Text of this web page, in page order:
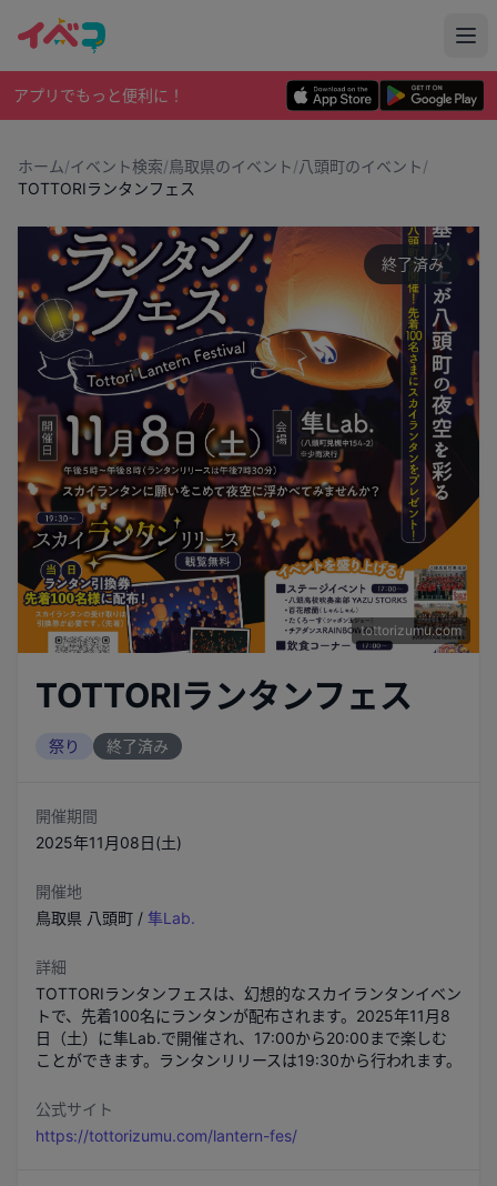
アプリでもっと便利に！
ホーム/イベント検索/鳥取県のイベント/八頭町のイベント/
TOTTORIランタンフェス
tottorizumu.com
終了済み
TOTTORIランタンフェス
祭り 終了済み
開催期間
2025年11月08日(土)
開催地
鳥取県 八頭町 / 隼Lab.
詳細
TOTTORIランタンフェスは、幻想的なスカイランタンイベン
トで、先着100名にランタンが配布されます。2025年11月8
日（土）に隼Lab.で開催され、17:00から20:00まで楽しむ
ことができます。ランタンリリースは19:30から行われます。
公式サイト
https://tottorizumu.com/lantern-fes/